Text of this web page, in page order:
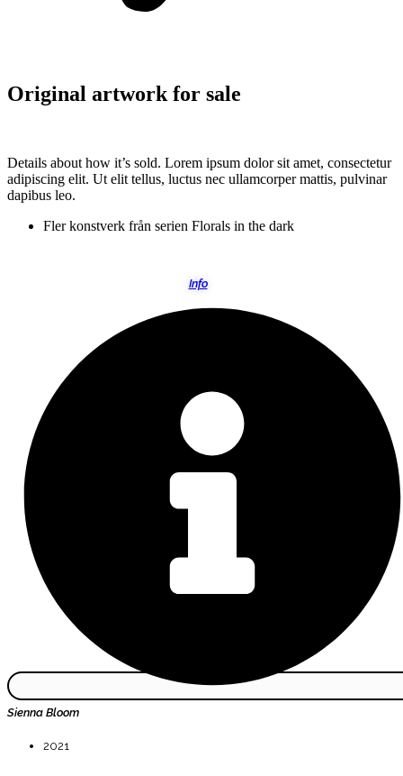
Original artwork for sale
Details about how it’s sold. Lorem ipsum dolor sit amet, consectetur
adipiscing elit. Ut elit tellus, luctus nec ullamcorper mattis, pulvinar
dapibus leo.
Fler konstverk från serien Florals in the dark
Info
Sienna Bloom
2021